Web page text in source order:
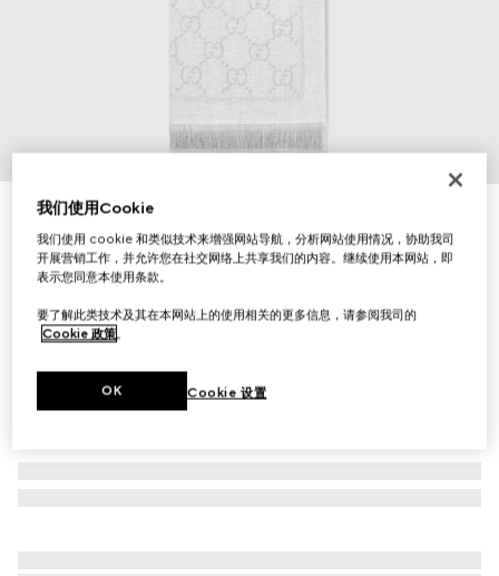
GG羊毛围巾
£360
相关款式银色
我们使用Cookie
我们使用 cookie 和类似技术来增强网站导航，分析网站使用情况，协助我司
开展营销工作，并允许您在社交网络上共享我们的内容。继续使用本网站，即
表示您同意本使用条款。
要了解此类技术及其在本网站上的使用相关的更多信息，请参阅我司的
Cookie 政策。
Cookie 设置
OK